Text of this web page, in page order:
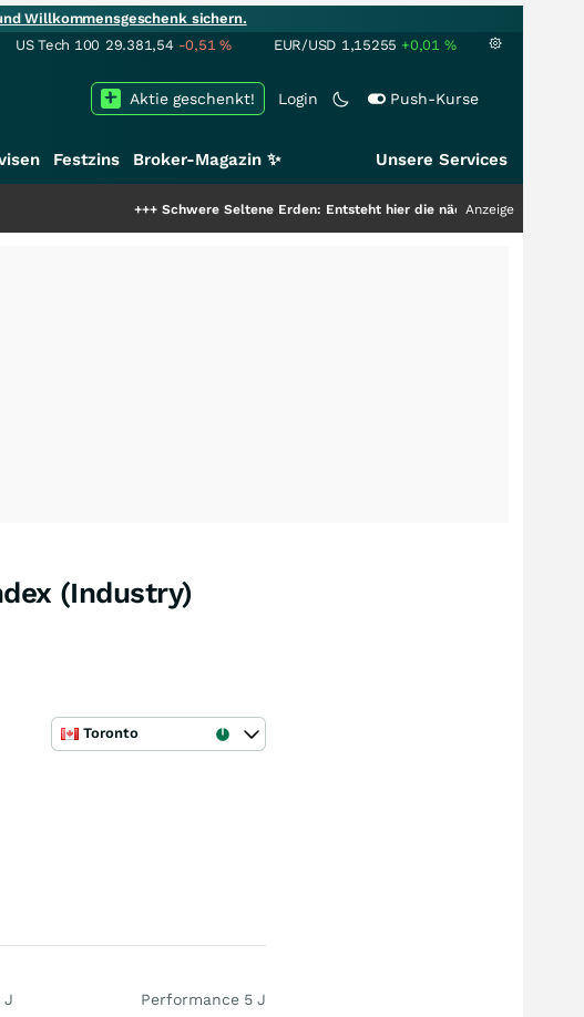
Willkommensgeschenk sichern.
US Tech 100 29.381,54 -0,51% EUR/USD 1,15255 +0,01 %
Login Push-Kurse
Aktie geschenkt!
Festzins Broker-Magazin ✨ Unsere Services
Schwere Seltene Erden: Entsteht hier die nächste Milliardenstory?+++
Anzeige
(Industry)
Toronto
J Performance 5 J